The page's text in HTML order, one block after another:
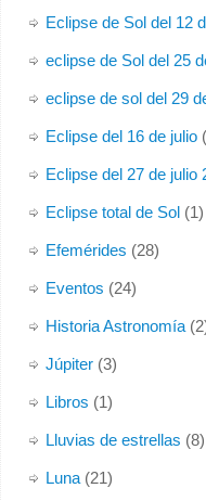
Eclipse de Sol del 12
eclipse de Sol del 25
eclipse de sol del 29
Eclipse del 16 de julio
Eclipse del 27 de julio
Eclipse total de Sol(1)
Efemérides (28)
Eventos (24)
Historia Astronomía
Júpiter(3)
Libros (1)
Lluvias de estrellas (8)
Luna(21)